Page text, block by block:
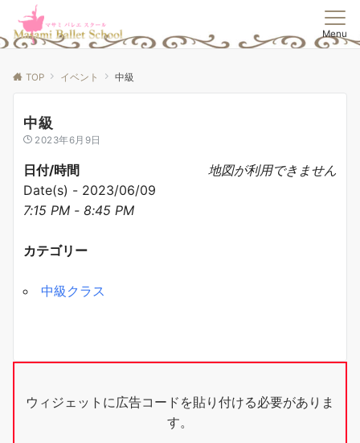
Menu
TOP イベント 中級
中級
2023年6月9日
地図が利用できません
日付/時間
Date(s) - 2023/06/09
7:15 PM - 8:45 PM
カテゴリー
中級クラス
ウィジェットに広告コードを貼り付ける必要がありま
す。